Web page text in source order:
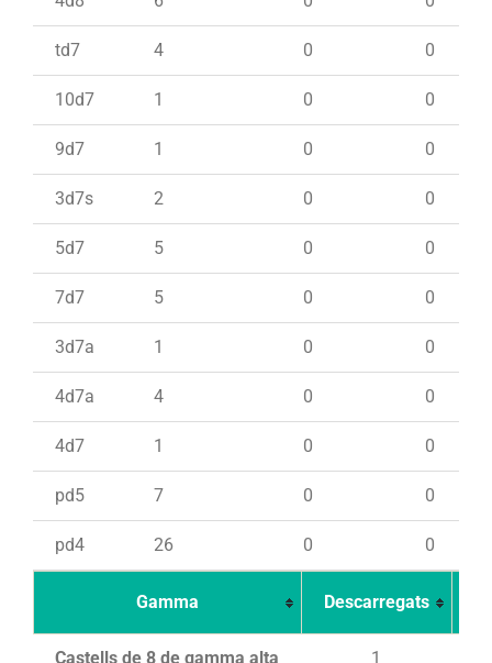
td7 4 0 0
10d7 1 0 0
9d7 1 0 0
3d7s 2 0 0
5d7 5 0 0
7d7 5 0 0
3d7a 1 0 0
4d7a 4 0 0
4d7 1 0 0
pd5 7 0 0
pd4 26 0 0
Gamma Descarregats
Castells de 8 de gamma alta 1